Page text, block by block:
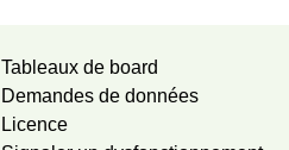
Tableaux de board
Demandes de données
Licence